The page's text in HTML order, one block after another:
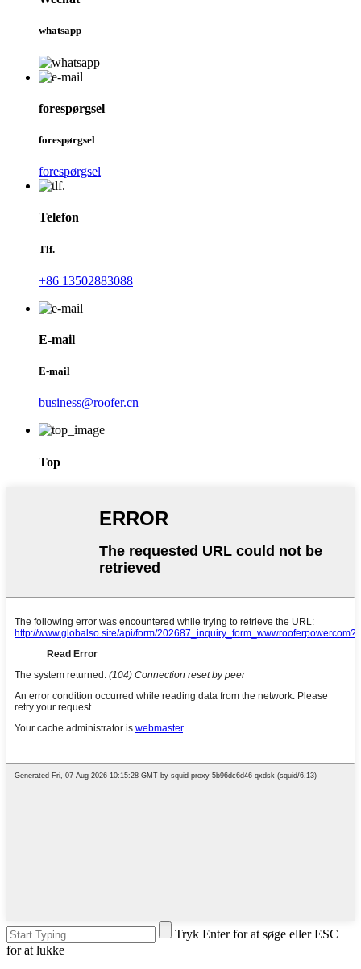
whatsapp
forespørgsel
forespørgsel
forespørgsel
Telefon
Tlf.
+86 13502883088
E-mail
E-mail
business@roofer.cn
Top
Tryk Enter for at søge eller ESC
for at lukke